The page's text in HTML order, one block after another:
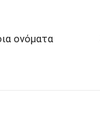
ονόματα